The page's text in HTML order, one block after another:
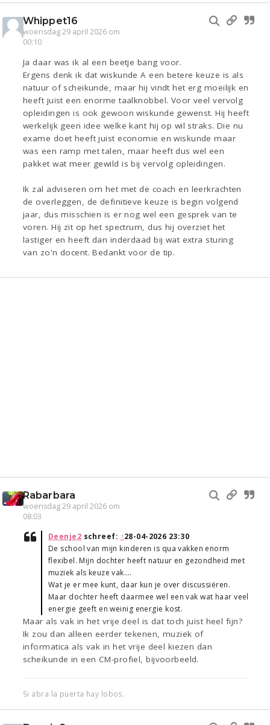
Whippet16
woensdag 29 april 2026 om
00:10
Ja daar was ik al een beetje bang voor.
Ergens denk ik dat wiskunde A een betere keuze is als
natuur of scheikunde, maar hij vindt het erg moeilijk en
heeft juist een enorme taalknobbel. Voor veel vervolg
opleidingen is ook gewoon wiskunde gewenst. Hij heeft
werkelijk geen idee welke kant hij op wil straks. Die nu
exame doet heeft juist economie en wiskunde maar
was een ramp met talen, maar heeft dus wel een
pakket wat meer gewild is bij vervolg opleidingen.
Ik zal adviseren om het met de coach en leerkrachten
de overleggen, de definitieve keuze is begin volgend
jaar, dus misschien is er nog wel een gesprek van te
voren. Hij zit op het spectrum, dus hij overziet het
lastiger en heeft dan inderdaad bij wat extra sturing
van zo'n docent. Bedankt voor de tip.
Rabarbara
woensdag 29 april 2026 om
08:03
Deenje2 schreef: ↑28-04-2026 23:30
De school van mijn kinderen is qua vakken enorm
flexibel. Mijn dochter heeft natuur en gezondheid met
muziek als keuze vak….
Wat je er mee kunt, daar kun je over discussiëren.
Maar dochter heeft daarmee wel een vak wat haar veel
energie geeft en weinig energie kost.
Maar als vak in het vrije deel is dat toch juist heel fijn?
Ik zou dan alleen eerder tekenen, muziek of
informatica als vak in het vrije deel kiezen dan
scheikunde in een CM-profiel, bijvoorbeeld.
Si abra la puerta hay lobos.